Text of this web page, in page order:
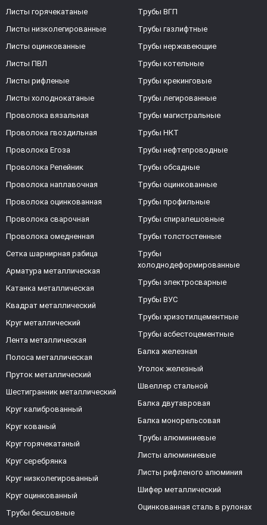
Листы горячекатаные
Листы низколегированные
Листы оцинкованные
Листы ПВЛ
Листы рифленые
Листы холоднокатаные
Проволока вязальная
Проволока гвоздильная
Проволока Егоза
Проволока Репейник
Проволока наплавочная
Проволока оцинкованная
Проволока сварочная
Проволока омедненная
Сетка шарнирная рабица
Арматура металлическая
Катанка металлическая
Квадрат металлический
Круг металлический
Лента металлическая
Полоса металлическая
Пруток металлический
Шестигранник металлический
Круг калиброванный
Круг кованый
Круг горячекатаный
Круг серебрянка
Круг низколегированный
Круг оцинкованный
Трубы бесшовные
Трубы ВГП
Трубы газлифтные
Трубы нержавеющие
Трубы котельные
Трубы крекинговые
Трубы легированные
Трубы магистральные
Трубы НКТ
Трубы нефтепроводные
Трубы обсадные
Трубы оцинкованные
Трубы профильные
Трубы спиралешовные
Трубы толстостенные
Трубы
холоднодеформированные
Трубы электросварные
Трубы ВУС
Трубы хризотилцементные
Трубы асбестоцементные
Балка железная
Уголок железный
Швеллер стальной
Балка двутавровая
Балка монорельсовая
Трубы алюминиевые
Листы алюминиевые
Листы рифленого алюминия
Шифер металлический
Оцинкованная сталь в рулонах